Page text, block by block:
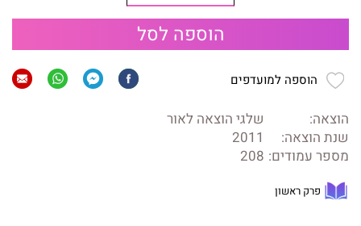
הוספה לסל
הוספה למועדפים
הוצאה:
שלגי הוצאה לאור
שנת הוצאה:
2011
מספר עמודים: 208
פרק ראשון